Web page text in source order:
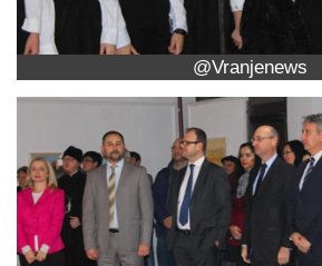
@Vranjenews